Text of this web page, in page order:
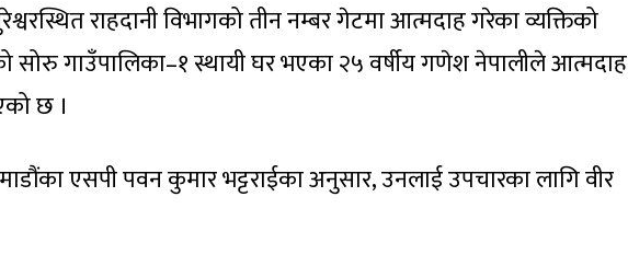
राहदानी विभागको तीन नम्बर गेटमा आत्मदाह गरेका व्यक्तिको
गाउँपालिका–१ स्थायी घर भएका २५ वर्षीय गणेश नेपालीले आत्मदाह
छ ।
एसपी पवन कुमार भट्टराईका अनुसार, उनलाई उपचारका लागि वीर